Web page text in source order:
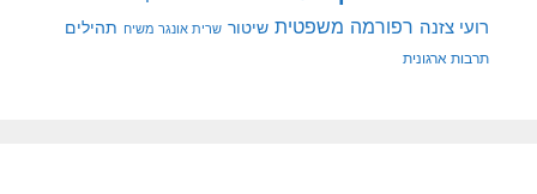
רועי צזנה רפורמה משפטית שיטור שרית אונגר משיח תהילים
תרבות ארגונית